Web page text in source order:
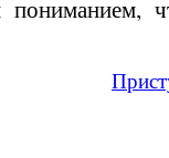
пониманием,